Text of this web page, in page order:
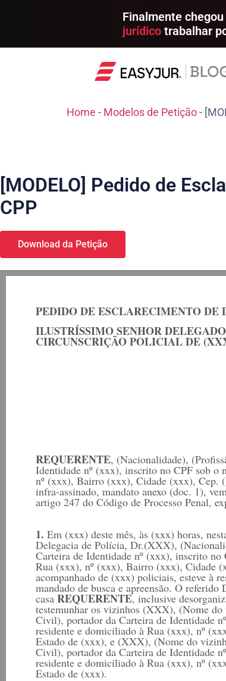
Finalmente
jurídico trabalhar
Home - Modelos de Petição-
[MODELO] Pedido de
CPP
Download da Petição
PEDIDO DE ESCLARECIMENTO DE
ILUSTRÍSSIMO SENHOR
CIRCUNSCRIÇÃO POLICIAL DE
REQUERENTE, (Nacionalidade),
Identidade nº (xxx), inscrito no CPF sob
nº (xxx), Bairro (xxx), Cidade (xxx), Cep.
infra-assinado, mandato anexo (doc. 1),
artigo 247 do Código de Processo Penal,
1. Em (xxx) deste mês, às (xxx) horas,
Delegacia de Polícia, Dr.(XXX),
Carteira de Identidade nº (xxx), inscrito
Rua (xxx), nº (xxx), Bairro (xxx), Cidade
acompanhado de (xxx) policiais, esteve à
mandado de busca e apreensão. O referido
casa REQUERENTE, inclusive
testemunhar os vizinhos (XXX), (Nome
Civil), portador da Carteira de Identidade
residente e domiciliado à Rua (xxx), nº
Estado de (xxx), e (XXX), (Nome do
Civil), portador da Carteira de Identidade
residente e domiciliado à Rua (xxx), nº
Estado de (xxx).